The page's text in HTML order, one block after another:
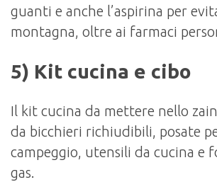
guanti e anche l’aspirina per
montagna, oltre ai farmaci
5) Kit cucina e cibo
Il kit cucina da mettere nello
da bicchieri richiudibili, posate
campeggio, utensili da cucina e
gas.